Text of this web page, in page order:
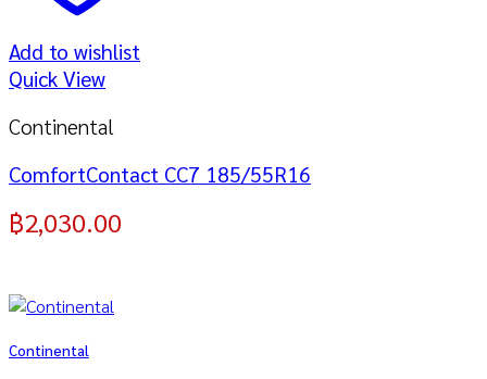
Add to wishlist
Quick View
Continental
ComfortContact CC7 185/55R16
฿2,030.00
Continental